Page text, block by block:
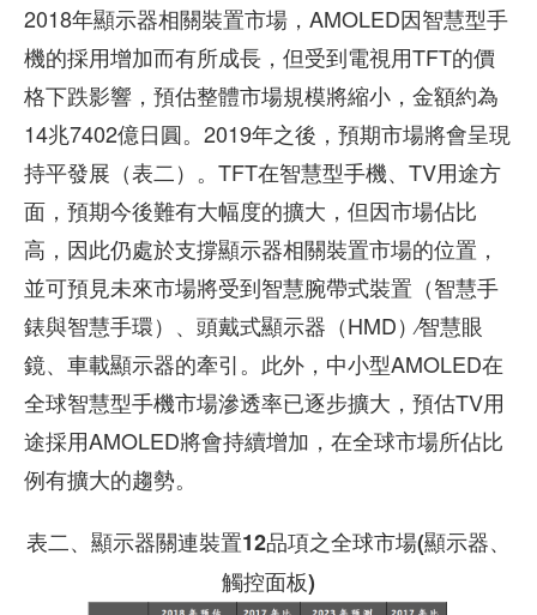
2018年顯示器相關裝置市場，AMOLED因智慧型手
機的採用增加而有所成長，但受到電視用TFT的價
格下跌影響，預估整體市場規模將縮小，金額約為
14兆7402億日圓。2019年之後，預期市場將會呈現
持平發展（表二）。TFT在智慧型手機、TV用途方
面，預期今後難有大幅度的擴大，但因市場佔比
高，因此仍處於支撐顯示器相關裝置市場的位置，
並可預見未來市場將受到智慧腕帶式裝置（智慧手
錶與智慧手環）、頭戴式顯示器（HMD）∕智慧眼
鏡、車載顯示器的牽引。此外，中小型AMOLED在
全球智慧型手機市場滲透率已逐步擴大，預估TV用
途採用AMOLED將會持續增加，在全球市場所佔比
例有擴大的趨勢。
表二、顯示器關連裝置12品項之全球市場(顯示器、
觸控面板)